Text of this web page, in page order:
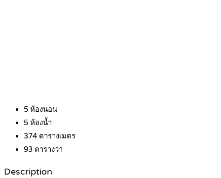
5 ห้องนอน
5 ห้องน้ำ
374 ตารางเมตร
93 ตารางวา
Description